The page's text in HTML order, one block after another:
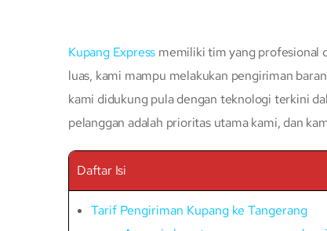
Kupang Express memiliki tim yang profesional
luas, kami mampu melakukan pengiriman
kami didukung pula dengan teknologi terkini
pelanggan adalah prioritas utama kami, dan
Daftar Isi
Tarif Pengiriman Kupang ke Tangerang